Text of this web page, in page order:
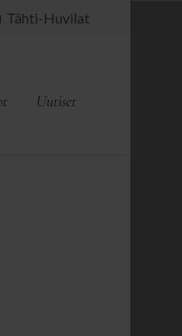
Tähti-Huvilat
Uutiset